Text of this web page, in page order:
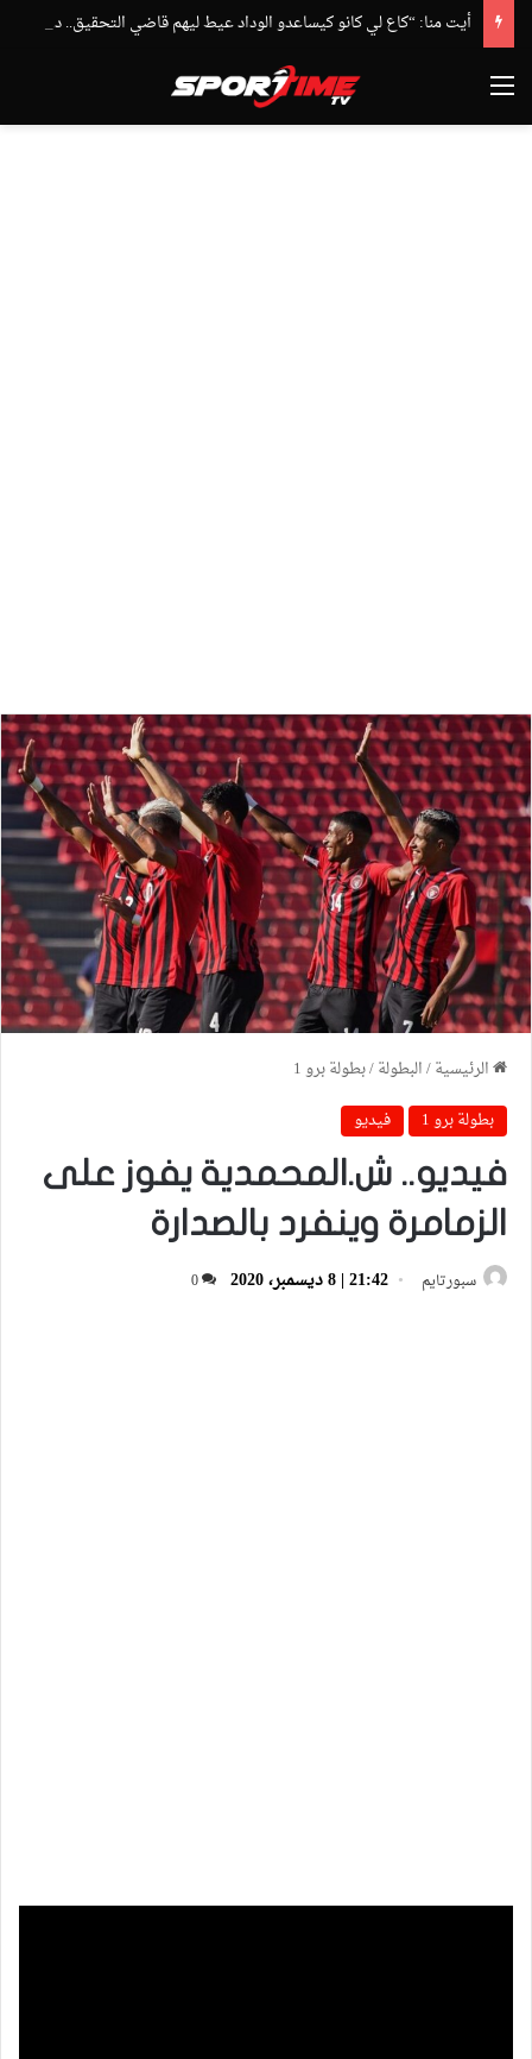
أيت منا: “كاع لي كانو كيساعدو الوداد عيط ليهم قاضي التحقيق.. دابا حتى شي واحد ما بقا باغي يعاون”
القائمة
الرئيسية/البطولة/بطولة برو 1
بطولة برو 1
فيديو
فيديو.. ش.المحمدية يفوز على
الزمامرة وينفرد بالصدارة
سبورتايم 21:42 | 8 ديسمبر، 2020 0